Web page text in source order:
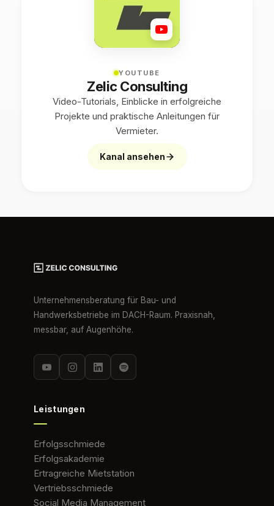
YOUTUBE
Zelic Consulting
Video-Tutorials, Einblicke in erfolgreiche
Projekte und praktische Anleitungen für
Vermieter.
Kanal ansehen
Unternehmensberatung für Bau- und
Handwerksbetriebe im DACH-Raum. Praxisnah,
messbar, auf Augenhöhe.
Leistungen
Erfolgsschmiede
Erfolgsakademie
Ertragreiche Mietstation
Vertriebsschmiede
Social Media Management